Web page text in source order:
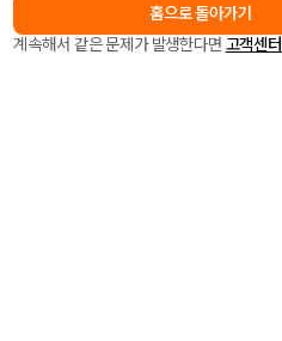
홈으로 돌아가기
계속해서 같은 문제가 발생한다면 고객센터